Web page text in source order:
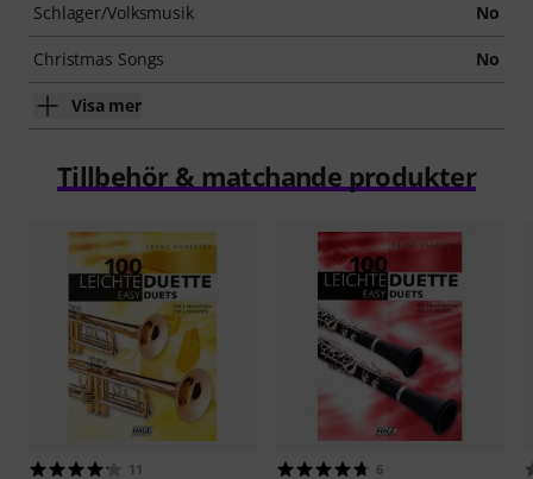
Schlager/Volksmusik No
Christmas Songs No
Visa mer
Tillbehör & matchande produkter
11 6